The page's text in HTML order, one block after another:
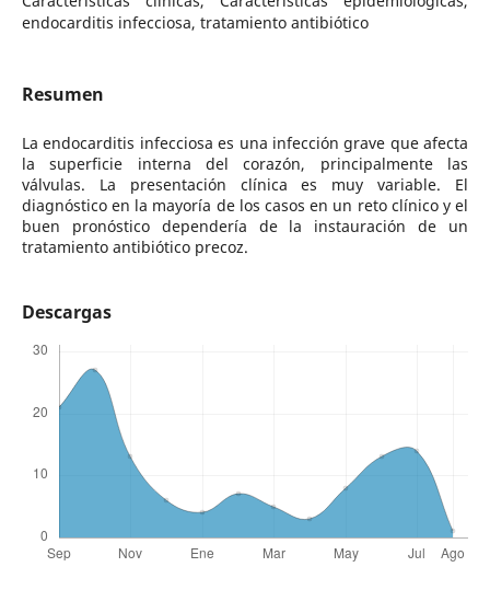
endocarditis infecciosa, tratamiento antibiótico
Resumen
La endocarditis infecciosa es una infección grave que afecta
la superficie interna del corazón, principalmente las
válvulas. La presentación clínica es muy variable. El
diagnóstico en la mayoría de los casos en un reto clínico y el
buen pronóstico dependería de la instauración de un
tratamiento antibiótico precoz.
Descargas